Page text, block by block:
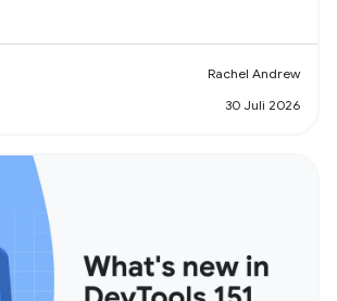
Rachel Andrew
30 Juli 2026